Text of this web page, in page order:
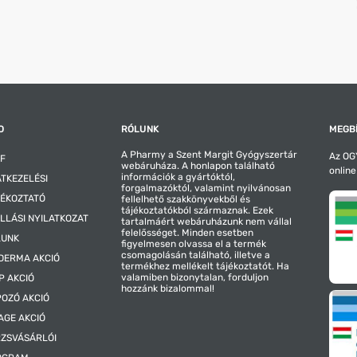
pezsgőtablettát, ha súlyos májkárosodásban szenved!
kockázatot okoz, amely még nagyon alacsony
beavatkozás kisebb (pl. foghúzás).
kiválasztását. Ez köszvényes rohamot válthat ki,
(G6PD) hiányban szenved: ez egy, a vörösvértesteket
orvosi felügyelet mellett kell alkalmazni!
detektáltak vizeletében (hiperoxalúriában szenved),
vesekövei vannak
zavara esetén (talasszémia,
ha a 2. pont 3. bekezdése "Ne alkalmazza az Aspirin Plus
a tüdő hörgőinek görcsét és asztmás rohamot, vagy
a következők:
NYILATKOZAT
AKCIÓ
AKCIÓ
AKCIÓ
AKCIÓ
RÓLUNK
A Pharmy a Szent Margit Gyógyszertár
webáruháza. A honlapon található
információk a gyártóktól,
forgalmazóktól, valamint nyilvánosan
fellelhető szakkönyvekből és
tájékoztatókból származnak. Ezek
tartalmáért webáruházunk nem vállal
felelősséget. Minden esetben
figyelmesen olvassa el a termék
csomagolásán található, illetve a
termékhez mellékelt tájékoztatót. Ha
valamiben bizonytalan, forduljon
hozzánk bizalommal!
Az